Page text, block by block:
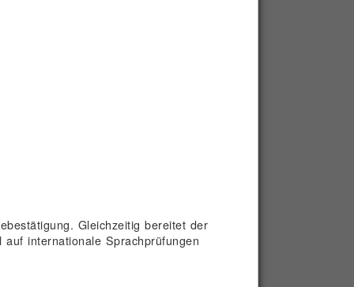
Gleichzeitig bereitet der
internationale Sprachprüfungen